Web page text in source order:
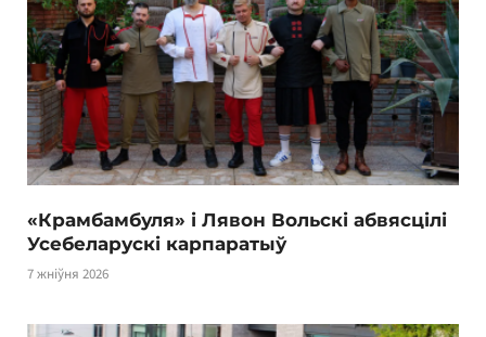
«Крамбамбуля» і Лявон Вольскі абвясцілі
Усебеларускі карпаратыў
7 жніўня 2026